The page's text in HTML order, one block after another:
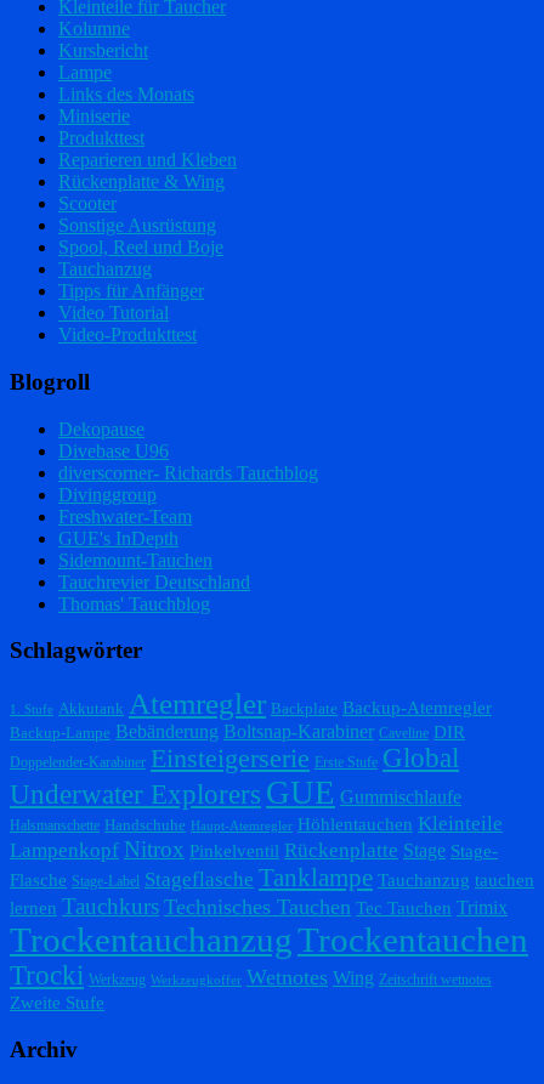
Kleinteile für Taucher
Kolumne
Kursbericht
Lampe
Links des Monats
Miniserie
Produkttest
Reparieren und Kleben
Rückenplatte & Wing
Scooter
Sonstige Ausrüstung
Spool, Reel und Boje
Tauchanzug
Tipps für Anfänger
Video Tutorial
Video-Produkttest
Blogroll
Dekopause
Divebase U96
diverscorner- Richards Tauchblog
Divinggroup
Freshwater-Team
GUE's InDepth
Sidemount-Tauchen
Tauchrevier Deutschland
Thomas' Tauchblog
Schlagwörter
1. Stufe Akkutank Atemregler Backplate Backup-Atemregler
Backup-Lampe Bebänderung Boltsnap-Karabiner Caveline DIR
Doppelender-Karabiner Einsteigerserie Erste Stufe Global
Underwater Explorers GUE Gummischlaufe
Halsmanschette Handschuhe Haupt-Atemregler Höhlentauchen Kleinteile
Lampenkopf Nitrox Pinkelventil Rückenplatte Stage Stage-
Flasche Stage-Label Stageflasche Tanklampe Tauchanzug tauchen
lernen Tauchkurs Technisches Tauchen Tec Tauchen Trimix
TrockentauchanzugTrockentauchen
Trocki Werkzeug Werkzeugkoffer Wetnotes Wing Zeitschrift wetnotes
Zweite Stufe
Archiv